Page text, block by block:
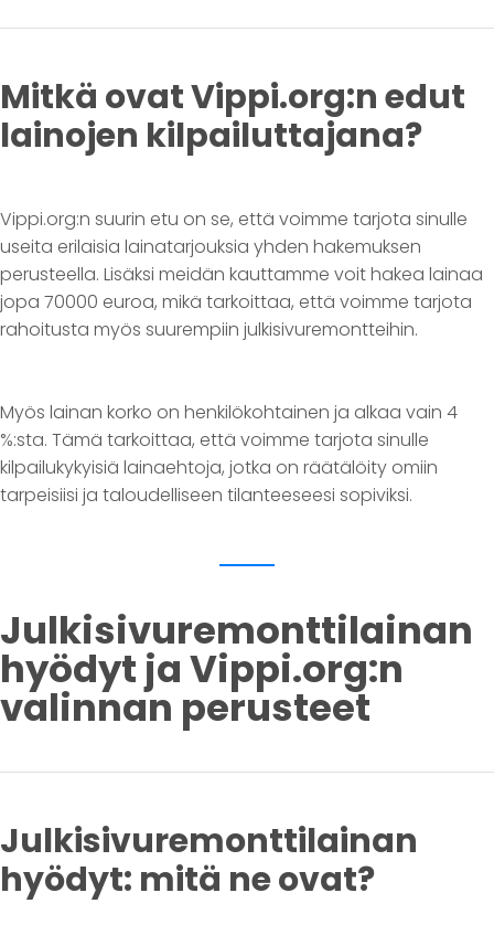
Mitkä ovat Vippi.org:n edut
lainojen kilpailuttajana?
Vippi.org:n suurin etu on se, että voimme tarjota sinulle
useita erilaisia lainatarjouksia yhden hakemuksen
perusteella. Lisäksi meidän kauttamme voit hakea lainaa
jopa 70000 euroa, mikä tarkoittaa, että voimme tarjota
rahoitusta myös suurempiin julkisivuremontteihin.
Myös lainan korko on henkilökohtainen ja alkaa vain 4
%:sta. Tämä tarkoittaa, että voimme tarjota sinulle
kilpailukykyisiä lainaehtoja, jotka on räätälöity omiin
tarpeisiisi ja taloudelliseen tilanteeseesi sopiviksi.
Julkisivuremonttilainan
hyödyt ja Vippi.org:n
valinnan perusteet
Julkisivuremonttilainan
hyödyt: mitä ne ovat?